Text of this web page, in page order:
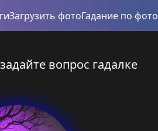
Загрузить фотоГадание по фото
вопрос гадалке